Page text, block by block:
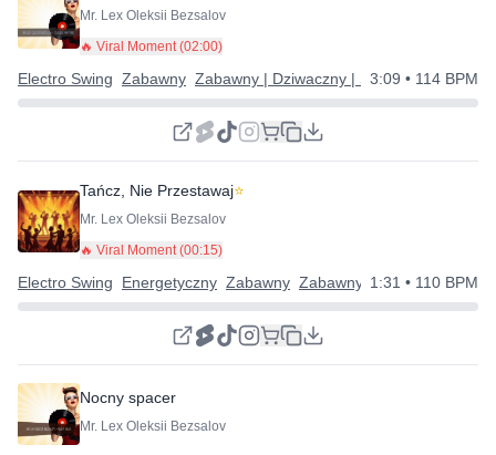
Mr. Lex Oleksii Bezsalov
🔥 Viral Moment (02:00)
Electro Swing Zabawny Zabawny | Dziwaczny | Szczęśliwy
3:09 • 114 BPM
Tańcz, Nie Przestawaj⭐
Mr. Lex Oleksii Bezsalov
🔥 Viral Moment (00:15)
Electro Swing Energetyczny Zabawny Zabawny | Dziwaczny |
1:31 • 110 BPM
Nocny spacer
Mr. Lex Oleksii Bezsalov